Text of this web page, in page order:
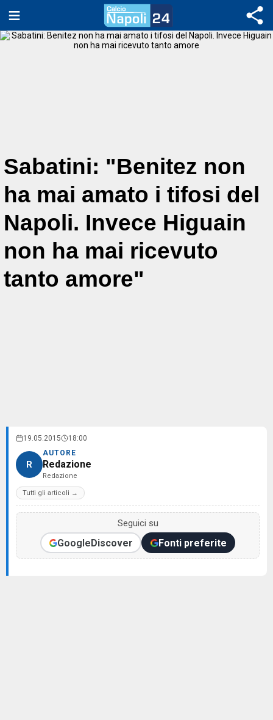
Sabatini: "Benitez non
ha mai amato i tifosi del
Napoli. Invece Higuain
non ha mai ricevuto
tanto amore"
19.05.2015 18:00
R
AUTORE
Redazione
Redazione
Tutti gli articoli →
Seguici su
GoogleDiscover Fonti preferite